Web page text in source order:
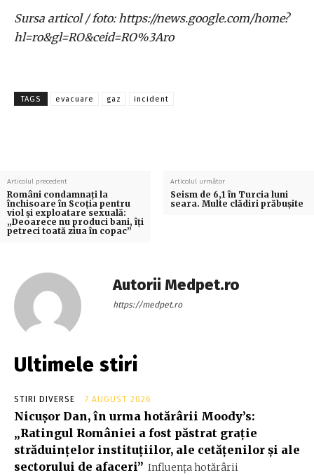
Sursa articol / foto: https://news.google.com/home?
hl=ro&gl=RO&ceid=RO%3Aro
TAGS evacuare gaz incident
Articolul precedent
Români condamnați la
închisoare în Scoția pentru
viol și exploatare sexuală:
„Deoarece nu produci bani, îți
petreci toată ziua în copac”
Articolul următor
Seism de 6,1 în Turcia luni
seara. Multe clădiri prăbușite
Autorii Medpet.ro
https://medpet.ro
Ultimele stiri
STIRI DIVERSE 7 AUGUST 2026
Nicușor Dan, în urma hotărârii Moody’s:
„Ratingul României a fost păstrat grație
străduințelor instituțiilor, ale cetățenilor și ale
sectorului de afaceri” Influența hotărârii